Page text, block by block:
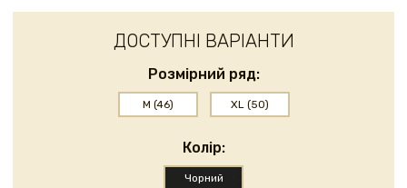
ДОСТУПНІ ВАРІАНТИ
Розмірний ряд:
M (46) XL (50)
Колір:
Чорний